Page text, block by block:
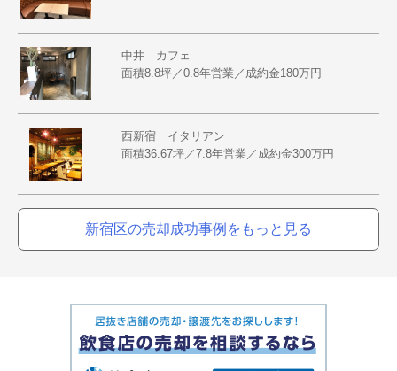
中井 カフェ
面積8.8坪／0.8年営業／成約金180万円
西新宿 イタリアン
面積36.67坪／7.8年営業／成約金300万円
新宿区の売却成功事例をもっと見る